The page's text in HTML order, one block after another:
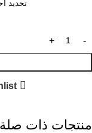
منتجات ذات صلة